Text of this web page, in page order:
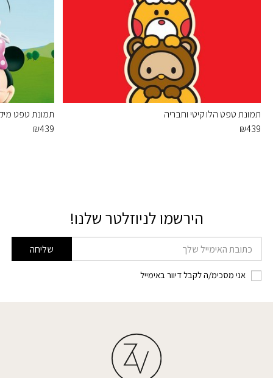
תמונת טפט הלו קיטי וחבריה
₪439
תמונת טפט
₪439
הירשמו לניוזלטר שלנו!
דוא׳׳ל שליחה
אני מסכימ/ה לקבל דיוור באימייל